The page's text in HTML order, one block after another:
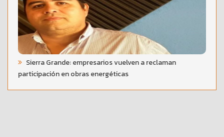
Sierra Grande: empresarios vuelven a reclaman
participación en obras energéticas